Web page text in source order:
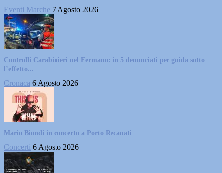
Eventi Marche 7 Agosto 2026
Controlli Carabinieri nel Fermano: in 5 denunciati per guida sotto
l’effetto...
Cronaca 6 Agosto 2026
Mario Biondi in concerto a Porto Recanati
Concerti 6 Agosto 2026